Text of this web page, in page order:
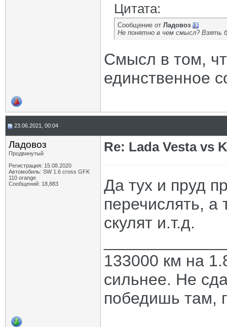
Цитата:
Сообщение от Ладовоз
Не понятно в чем смысл? Взять
Смысл в том,
единственное
23.06.2021, 00:04
Ладовоз
Продвинутый
Регистрация: 15.08.2020
Автомобиль: SW 1.6 cross GFK
110 orange
Сообщений: 18,883
Re: Lada Vesta vs
Да тух и пруд
перечислять, а
скулят и.т.д.
133000 км на
сильнее. Не
победишь там,